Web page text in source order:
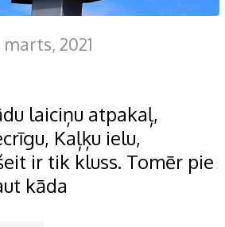
marts, 2021
laiciņu atpakaļ,
Kaļķu ielu,
ir tik kluss. Tomēr pie
kāda